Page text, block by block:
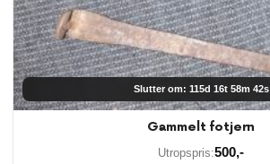
Slutter om: 115d 16t 58m 41s
Gammelt fotjern
Utropspris:500,-